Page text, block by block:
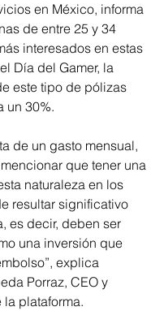
en México, informa
de entre 25 y 34
interesados en estas
Día del Gamer, la
este tipo de pólizas
un 30%.
de un gasto mensual,
que tener una
naturaleza en los
resultar significativo
es decir, deben ser
una inversión que
explica
Porraz, CEO y
plataforma.